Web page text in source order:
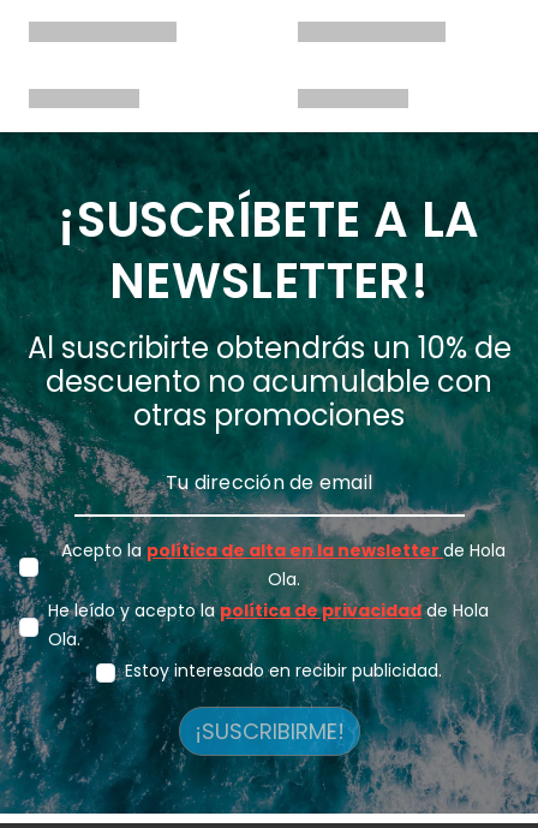
¡SUSCRÍBETE A LA
NEWSLETTER!
Al suscribirte obtendrás un 10% de
descuento no acumulable con
otras promociones
Acepto lapolítica de alta en la newsletter de Hola
Ola.
He leído y acepto lapolítica de privacidadde Hola
Ola.
Estoy interesado en recibir publicidad.
¡SUSCRIBIRME!